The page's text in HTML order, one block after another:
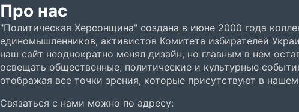
Про нас
"Политическая Херсонщина" создана в июне 2000 года
единомышленников, активистов Комитета избирателей
наш сайт неоднократно менял дизайн, но главным в нем
освещать общественные, политические и культурные
отображая все точки зрения, которые присутствуют в
Связаться с нами можно по адресу: